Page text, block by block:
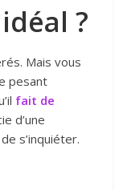
?
Mais vous
pesant
fait de
d’une
s’inquiéter.